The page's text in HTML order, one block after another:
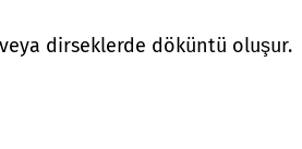
dirseklerde döküntü oluşur.